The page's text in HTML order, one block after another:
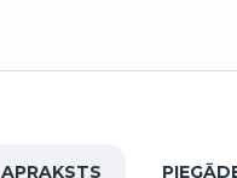
APRAKSTS